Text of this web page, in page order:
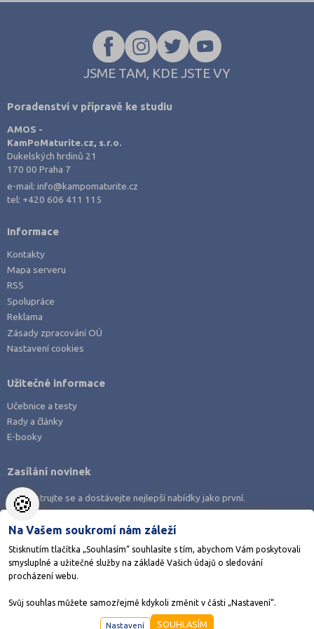
JSME TAM, KDE JSTE VY
Poradenství v přípravě ke studiu
AMOS -
KamPoMaturite.cz, s.r.o.
Dukelských hrdinů 21
170 00 Praha 7
e-mail:info@kampomaturite.cz
tel: +420 606 411 115
Informace
Kontakty
Mapa serveru
RSS
Spolupráce
Reklama
Zásady zpracování OÚ
Nastavení cookies
Stáhněte si aplikaci Adresář škol
Užitečné informace
Učebnice a testy
Rady a články
E-booky
Zasílání novinek
Zaregistrujte se a dostávejte nejlepší nabídky jako první.
AMOS KamPoMaturite.cz, s.r.o., stránky vytvořilo
🍪
Na Vašem soukromí nám záleží
Stisknutím tlačítka „Souhlasím“ souhlasíte s tím, abychom Vám poskytovali
smysluplné a užitečné služby na základě Vašich údajů o sledování
procházení webu.
Svůj souhlas můžete samozřejmě kdykoli změnit v části „Nastavení“.
Nastavení SOUHLASÍM